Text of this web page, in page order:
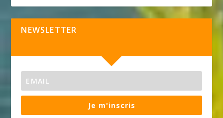
NEWSLETTER
Je m'inscris